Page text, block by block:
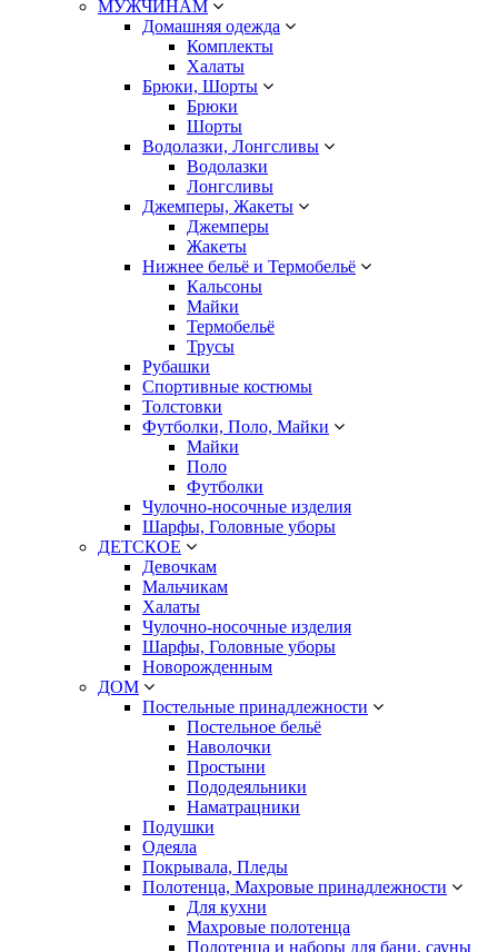
МУЖЧИНАМ
Домашняя одежда
Комплекты
Халаты
Брюки, Шорты
Брюки
Шорты
Водолазки, Лонгсливы
Водолазки
Лонгсливы
Джемперы, Жакеты
Джемперы
Жакеты
Нижнее бельё и Термобельё
Кальсоны
Майки
Термобельё
Трусы
Рубашки
Спортивные костюмы
Толстовки
Футболки, Поло, Майки
Майки
Поло
Футболки
Чулочно-носочные изделия
Шарфы, Головные уборы
ДЕТСКОЕ
Девочкам
Мальчикам
Халаты
Чулочно-носочные изделия
Шарфы, Головные уборы
Новорожденным
ДОМ
Постельные принадлежности
Постельное бельё
Наволочки
Простыни
Пододеяльники
Наматрацники
Подушки
Одеяла
Покрывала, Пледы
Полотенца, Махровые принадлежности
Для кухни
Махровые полотенца
Полотенца и наборы для бани, сауны